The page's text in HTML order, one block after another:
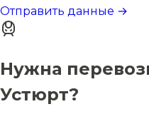
Отправить данные →
Нужна
Устюрт?